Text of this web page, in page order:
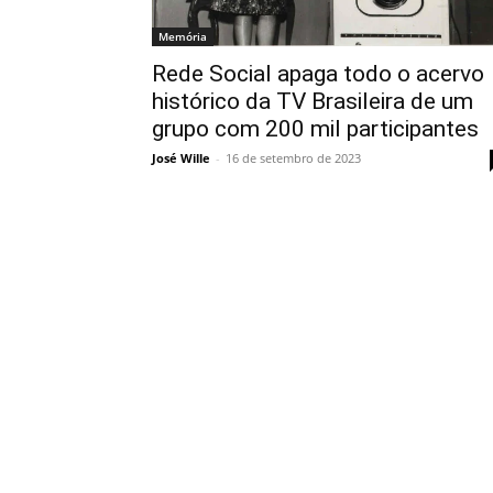
Memória
Rede Social apaga todo o acervo
histórico da TV Brasileira de um
grupo com 200 mil participantes
José Wille - 16 de setembro de 2023